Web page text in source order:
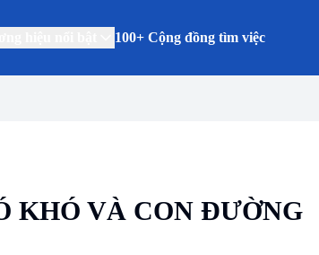
100+ Cộng đồng tìm việc
KHÓ VÀ CON ĐƯỜNG